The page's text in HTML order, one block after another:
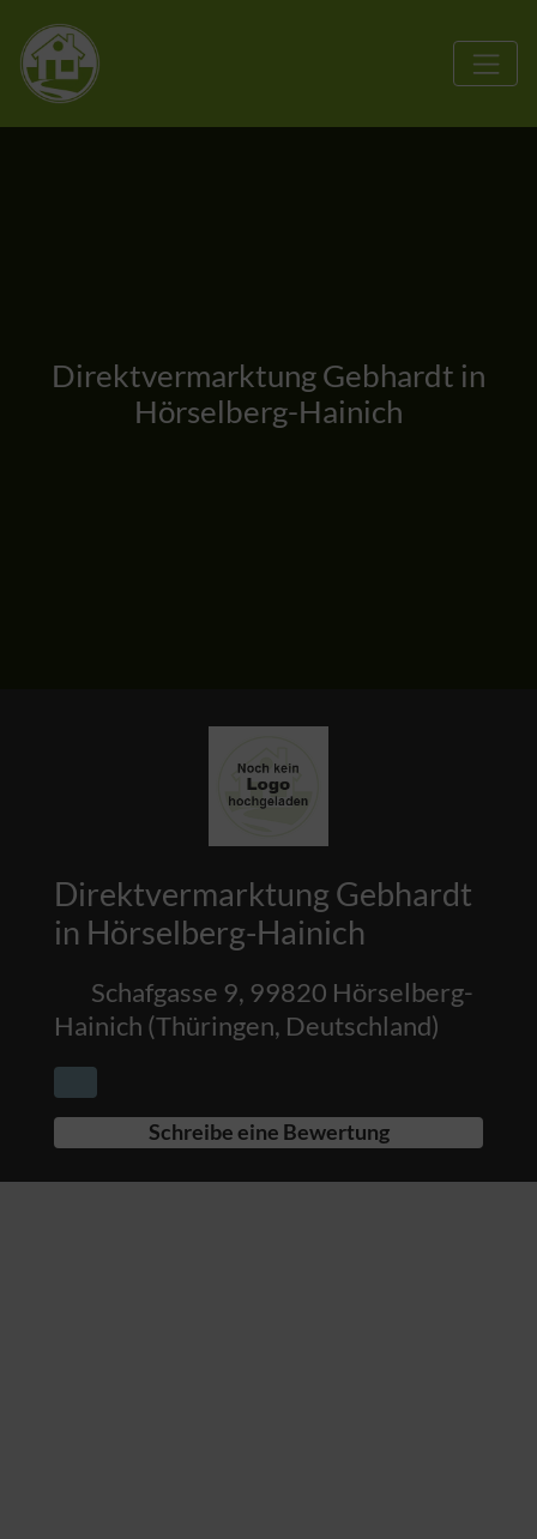
Direktvermarktung Gebhardt in
Hörselberg-Hainich
Direktvermarktung Gebhardt
in Hörselberg-Hainich
Schafgasse 9, 99820 Hörselberg-
Hainich (Thüringen, Deutschland)
Schreibe eine Bewertung